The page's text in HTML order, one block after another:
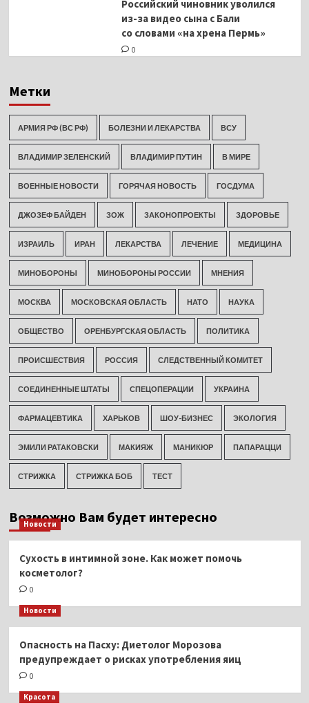
Российский чиновник уволился
из-за видео сына с Бали
со словами «на хрена Пермь»
0
Метки
АРМИЯ РФ (ВС РФ) БОЛЕЗНИ И ЛЕКАРСТВА ВСУ
ВЛАДИМИР ЗЕЛЕНСКИЙ ВЛАДИМИР ПУТИН В МИРЕ
ВОЕННЫЕ НОВОСТИ ГОРЯЧАЯ НОВОСТЬ ГОСДУМА
ДЖОЗЕФ БАЙДЕН ЗОЖ ЗАКОНОПРОЕКТЫ ЗДОРОВЬЕ
ИЗРАИЛЬ ИРАН ЛЕКАРСТВА ЛЕЧЕНИЕ МЕДИЦИНА
МИНОБОРОНЫ МИНОБОРОНЫ РОССИИ МНЕНИЯ
МОСКВА МОСКОВСКАЯ ОБЛАСТЬ НАТО НАУКА
ОБЩЕСТВО ОРЕНБУРГСКАЯ ОБЛАСТЬ ПОЛИТИКА
ПРОИСШЕСТВИЯ РОССИЯ СЛЕДСТВЕННЫЙ КОМИТЕТ
СОЕДИНЕННЫЕ ШТАТЫ СПЕЦОПЕРАЦИИ УКРАИНА
ФАРМАЦЕВТИКА ХАРЬКОВ ШОУ-БИЗНЕС ЭКОЛОГИЯ
ЭМИЛИ РАТАКОВСКИ МАКИЯЖ МАНИКЮР ПАПАРАЦЦИ
СТРИЖКА СТРИЖКА БОБ ТЕСТ
Возможно Вам будет интересно
Новости
Сухость в интимной зоне. Как может помочь
косметолог?
0
Новости
Опасность на Пасху: Диетолог Морозова
предупреждает о рисках употребления яиц
0
Красота